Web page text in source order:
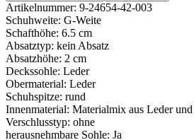
Artikelnummer: 9-24654-42-003
Schuhweite: G-Weite
Schafthöhe: 6.5 cm
Absatztyp: kein Absatz
Absatzhöhe: 2 cm
Deckssohle: Leder
Obermaterial: Leder
Schuhspitze: rund
Innenmaterial: Materialmix aus Leder
Verschlusstyp: ohne
herausnehmbare Sohle: Ja